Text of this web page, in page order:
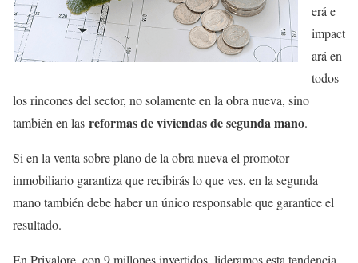
erá e
impact
ará en
todos
los rincones del sector, no solamente en la obra nueva, sino
también en las reformas de viviendas de segunda mano.
Si en la venta sobre plano de la obra nueva el promotor
inmobiliario garantiza que recibirás lo que ves, en la segunda
mano también debe haber un único responsable que garantice el
resultado.